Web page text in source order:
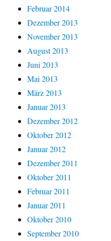
Februar 2014
Dezember 2013
November 2013
August 2013
Juni 2013
Mai 2013
März 2013
Januar 2013
Dezember 2012
Oktober 2012
Januar 2012
Dezember 2011
Oktober 2011
Februar 2011
Januar 2011
Oktober 2010
September 2010